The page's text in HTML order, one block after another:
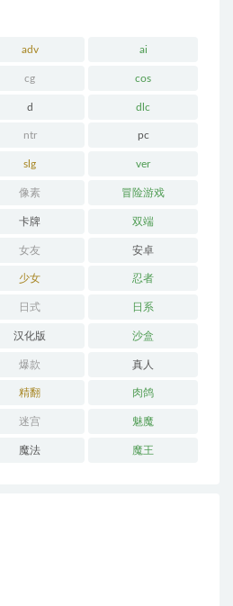
adv ai
cg cos
d dlc
ntr pc
slg ver
像素 冒险游戏
卡牌 双端
女友 安卓
少女 忍者
日式 日系
汉化版 沙盒
爆款 真人
精翻 肉鸽
迷宫 魅魔
魔法 魔王